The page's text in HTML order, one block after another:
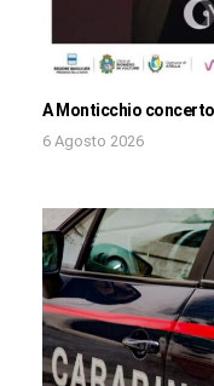
A Monticchio
6 Agosto 2026